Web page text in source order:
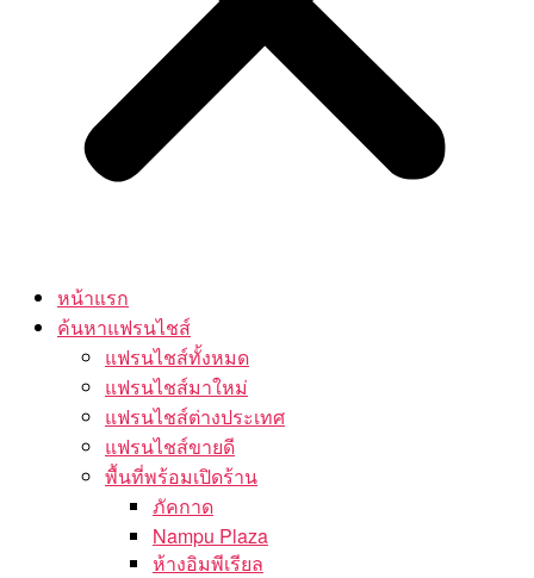
หน้าแรก
ค้นหาแฟรนไชส์
แฟรนไชส์ทั้งหมด
แฟรนไชส์มาใหม่
แฟรนไชส์ต่างประเทศ
แฟรนไชส์ขายดี
พื้นที่พร้อมเปิดร้าน
ภัคกาด
Nampu Plaza
ห้างอิมพีเรียล